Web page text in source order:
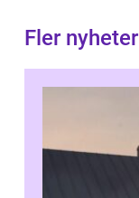
Fler nyheter